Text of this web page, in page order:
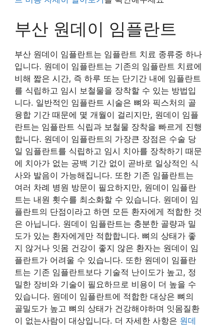
부산 원데이 임플란트
부산 원데이 임플란트는 임플란트 치료 종류중 하나
입니다. 원데이 임플란트는 기존의 임플란트 치료에
비해 짧은 시간, 즉 하루 또는 단기간 내에 임플란트
를 식립하고 임시 보철물을 장착할 수 있는 방법입
니다. 일반적인 임플란트 시술은 뼈와 픽스처의 골
융합 기간 때문에 몇 개월이 걸리지만, 원데이 임플
란트는 임플란트 식립과 보철물 장착을 빠르게 진행
합니다. 원데이 임플란트의 가장큰 장점은 수술 당
일 임플란트를 식립하고 임시 치아를 장착하기 때문
에 치아가 없는 공백 기간 없이 곧바로 일상적인 식
사와 발음이 가능해집니다. 또한 기존 임플란트는
여러 차례 병원 방문이 필요하지만, 원데이 임플란
트는 내원 횟수를 최소화할 수 있습니다. 원데이 임
플란트의 단점이라고 하면 모든 환자에게 적합한 것
은 아닙니다. 원데이 임플란트는 충분한 골량과 밀
도가 있는 환자에게만 적합합니다. 뼈의 상태가 좋
지 않거나 잇몸 건강이 좋지 않은 환자는 원데이 임
플란트가 어려울 수 있습니다. 또한 원데이 임플란
트는 기존 임플란트보다 기술적 난이도가 높고, 정
밀한 장비와 기술이 필요하므로 비용이 더 높을 수
있습니다. 원데이 임플란트에 적합한 대상은 뼈의
골밀도가 높고 뼈의 상태가 건강해야하며 잇몸질환
이 없는사람이 대상입니다. 더 자세한 사항은 원데